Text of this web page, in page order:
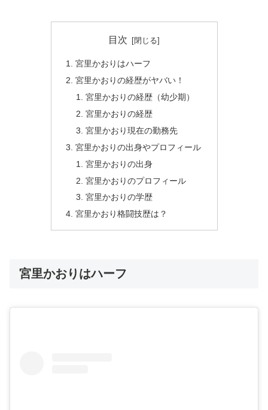
目次
宮里かおりはハーフ
宮里かおりの経歴がヤバい！
宮里かおりの経歴（幼少期）
宮里かおりの経歴
宮里かおり現在の勤務先
宮里かおりの出身やプロフィール
宮里かおりの出身
宮里かおりのプロフィール
宮里かおりの学歴
宮里かおり格闘技歴は？
宮里かおりはハーフ